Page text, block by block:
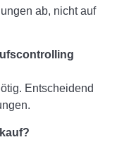
ab, nicht auf
Entscheidend